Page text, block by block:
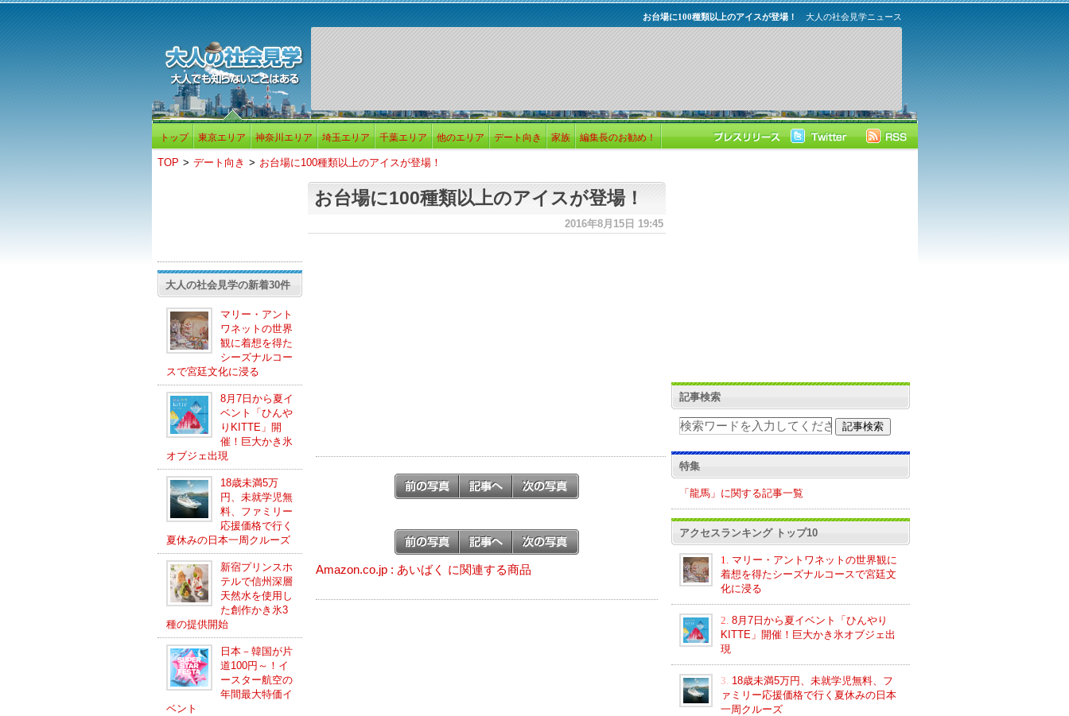
大人の社会見学ニュース
お台場に100種類以上のアイスが登場！
トップ 東京エリア 神奈川エリア 埼玉エリア 千葉エリア 他のエリア デート向き 家族 編集長のお勧め！
TOP > デート向き > お台場に100種類以上のアイスが登場！
大人の社会見学の新着30件
マリー・アント
ワネットの世界
観に着想を得た
シーズナルコー
スで宮廷文化に浸る
8月7日から夏イ
ベント「ひんや
りKITTE」開
催！巨大かき氷
オブジェ出現
18歳未満5万
円、未就学児無
料、ファミリー
応援価格で行く
夏休みの日本一周クルーズ
新宿プリンスホ
テルで信州深層
天然水を使用し
た創作かき氷3
種の提供開始
日本－韓国が片
道100円～！イ
ースター航空の
年間最大特価イ
ベント
お台場に100種類以上のアイスが登場！
2016年8月15日 19:45
Amazon.co.jp : あいばく に関連する商品
記事検索
特集
「龍馬」に関する記事一覧
アクセスランキング トップ10
1.
マリー・アントワネットの世界観に
着想を得たシーズナルコースで宮廷文
化に浸る
2. 8月7日から夏イベント「ひんやり
KITTE」開催！巨大かき氷オブジェ出
現
3. 18歳未満5万円、未就学児無料、フ
ァミリー応援価格で行く夏休みの日本
一周クルーズ